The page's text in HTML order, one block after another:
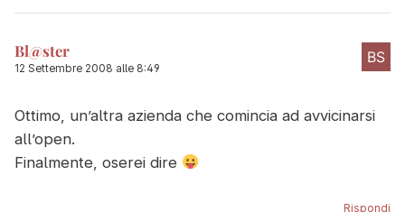
Bl@ster
12 Settembre 2008 alle 8:49
Ottimo, un’altra azienda che comincia ad avvicinarsi
all’open.
Finalmente, oserei dire
Rispondi